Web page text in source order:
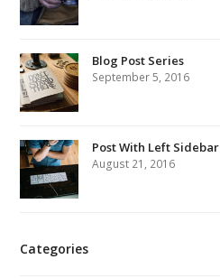
Blog Post Series
September 5, 2016
Post With Left Sidebar
August 21, 2016
Categories